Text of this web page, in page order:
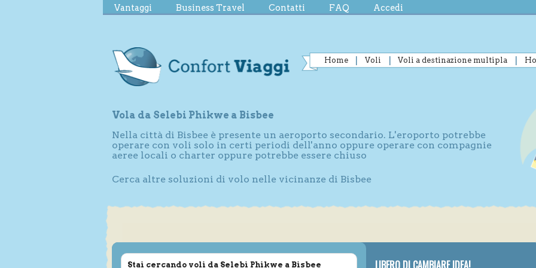
Vantaggi Business Travel Contatti FAQ Accedi
Home Voli Voli a destinazione multipla
Vola da Selebi Phikwe a Bisbee
Nella città di Bisbee è presente un aeroporto secondario. L'eroporto potrebbe
operare con voli solo in certi periodi dell'anno oppure operare con compagnie
aeree locali o charter oppure potrebbe essere chiuso
Cerca altre soluzioni di volo nelle vicinanze di Bisbee
Stai cercando voli da Selebi Phikwe a Bisbee LIBERO DI CAMBIARE IDEA!